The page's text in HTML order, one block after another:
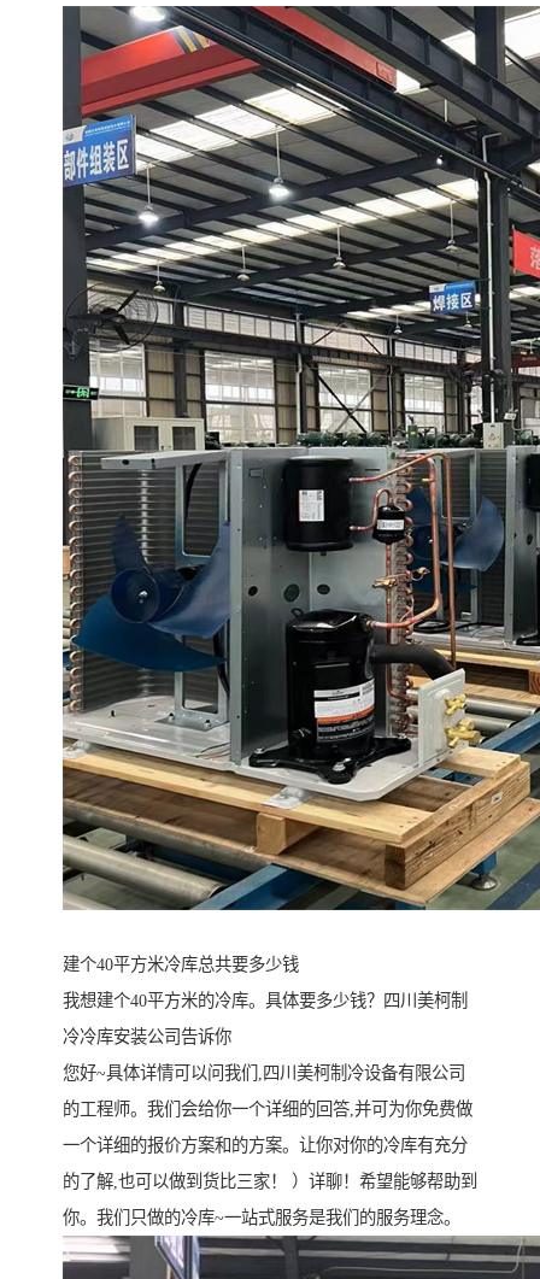
建个40平方米冷库总共要多少钱
我想建个40平方米的冷库。具体要多少钱？四川美柯制
冷冷库安装公司告诉你
您好~具体详情可以问我们,四川美柯制冷设备有限公司
的工程师。我们会给你一个详细的回答,并可为你免费做
一个详细的报价方案和的方案。让你对你的冷库有充分
的了解,也可以做到货比三家！ ）详聊！希望能够帮助到
你。我们只做的冷库~一站式服务是我们的服务理念。